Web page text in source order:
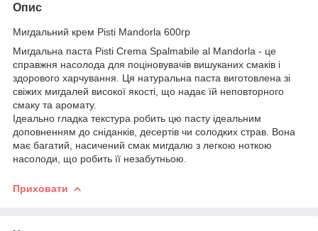
Опис
Мигдальний крем Pisti Mandorla 600гр
Мигдальна паста Pisti Crema Spalmabile al Mandorla - це
справжня насолода для поціновувачів вишуканих смаків і
здорового харчування. Ця натуральна паста виготовлена зі
свіжих мигдалей високої якості, що надає їй неповторного
смаку та аромату.
Ідеально гладка текстура робить цю пасту ідеальним
доповненням до сніданків, десертів чи солодких страв. Вона
має багатий, насичений смак мигдалю з легкою ноткою
насолоди, що робить її незабутньою.
Приховати